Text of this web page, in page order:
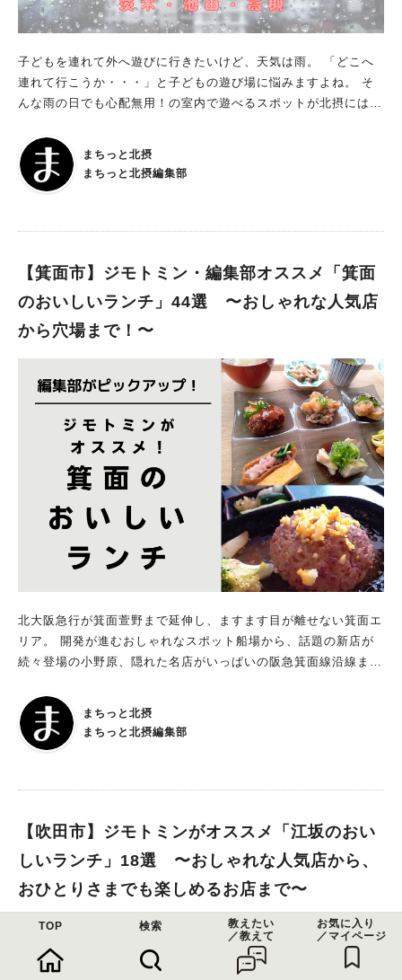
子どもを連れて外へ遊びに行きたいけど、天気は雨。 「どこへ
連れて行こうか・・・」と子どもの遊び場に悩みますよね。 そ
んな雨の日でも心配無用！の室内で遊べるスポットが北摂にはた
田エリアのジモトミンと編集部がオススメする 雨の日に子連れ
で遊べる室内スポットをご紹介します！ 雨が降っていても、元
気に外出して楽しい思い出を作りましょう♪ ※記事内容は取材時
まちっと北摂
まちっと北摂編集部
【箕面市】ジモトミン・編集部オススメ「箕面
のおいしいランチ」44選 〜おしゃれな人気店
から穴場まで！〜
北大阪急行が箕面萱野まで延伸し、ますます目が離せない箕面エ
リア。 開発が進むおしゃれなスポット船場から、話題の新店が
続々登場の小野原、隠れた名店がいっぱいの阪急箕面線沿線まで
に食べてオススメする箕面のおいしいランチのお店44選！ 子連
れでもOKのお店、大人がゆったりくつろげるお店、駐車場情報
など、ジモトミン独自の視点でオススメポイントを紹介します。
まちっと北摂
まちっと北摂編集部
【吹田市】ジモトミンがオススメ「江坂のおい
しいランチ」18選 〜おしゃれな人気店から、
おひとりさまでも楽しめるお店まで〜
TOP 検索
教えたい
／教えて
お気に入り
／マイページ